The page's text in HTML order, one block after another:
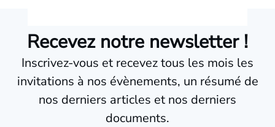
Recevez notre newsletter !
Inscrivez-vous et recevez tous les mois les
invitations à nos évènements, un résumé de
nos derniers articles et nos derniers
documents.